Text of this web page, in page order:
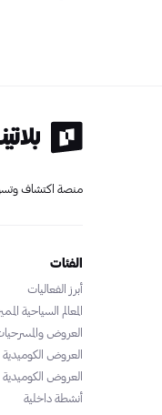
منصة اكتشاف
الفئات
أبرز الفعاليات
المعالم السياحية
العروض
العروض الكوميدية
العروض الكوميدية
أنشطة داخلية